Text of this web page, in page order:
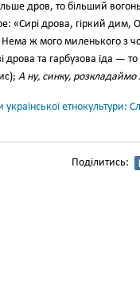
дров, то більший
«Сирі дрова, гіркий
ж мо­го миленького з
дрова та гарбузова їда —
А ну, синку, розкладаймо
етнокультури:
Поділитись: